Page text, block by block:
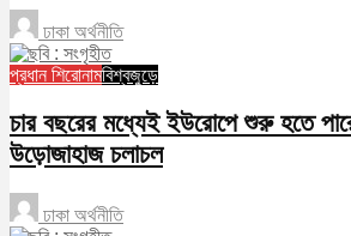
ঢাকা অর্থনীতি
প্রধান শিরোনামবিশ্বজুড়ে
চার বছরের মধ্যেই ইউরোপে শুরু হতে
উড়োজাহাজ চলাচল
ঢাকা অর্থনীতি